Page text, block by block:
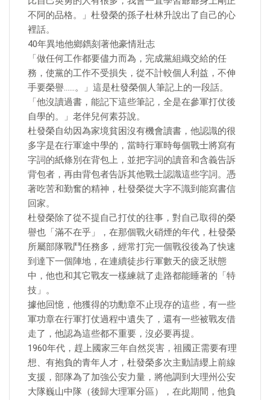
不阿的品格。」杜發榮的孫子杜林升說出了自己的心
裡話。
40年異地他鄉鐫刻著他豪情壯志
「做任何工作都要儘力而為，完成黨組織交給的任
務，使黨的工作不受損失，從不計較個人利益，不伸
手要榮譽……。」這是杜發榮個人筆記上的一段話。
「他沒讀過書，能記下這些筆記，全是在參軍打仗後
自學的。」老伴兒何素芬說。
杜發榮自幼因為家境貧困沒有機會讀書，他認識的很
多字是在行軍途中學的，當時行軍時每個戰士將寫有
字詞的紙條別在背包上，並把字詞的讀音和含義告訴
背包者，再由背包者告訴其他戰士認識這些字詞。憑
著吃苦和勤奮的精神，杜發榮從大字不識到能寫書信
回家。
杜發榮除了從不提自己打仗的往事，對自己取得的榮
譽也「滿不在乎」，在那個戰火硝煙的年代，杜發榮
所屬部隊戰鬥任務多，經常打完一個戰役後為了快速
到達下一個陣地，在連續徒步行軍數天的疲乏狀態
中，他也和其它戰友一樣練就了走路都能睡著的「特
技」。
據他回憶，他獲得的功勳章不止現存的這些，有一些
軍功章在行軍打仗過程中遺失了，還有一些被戰友借
走了，他認為這些都不重要，沒必要再提。
1960年代，趕上國家三年自然災害，祖國正需要有理
想、有抱負的青年人才，杜發榮多次主動請纓上前線
支援，部隊為了加強公安力量，將他調到大理州公安
大隊巍山中隊（後歸大理軍分區），在此期間，他負